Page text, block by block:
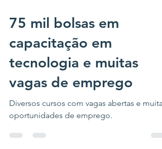
13 de mar. de 2024 3 min de leitura
75 mil bolsas em
capacitação em
tecnologia e muitas
vagas de emprego
Diversos cursos com vagas abertas e muitas
oportunidades de emprego.